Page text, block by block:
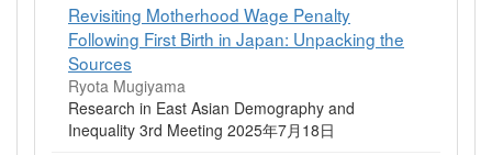
Revisiting Motherhood Wage Penalty
Following First Birth in Japan: Unpacking the
Sources
Ryota Mugiyama
Research in East Asian Demography and
Inequality 3rd Meeting 2025年7月18日